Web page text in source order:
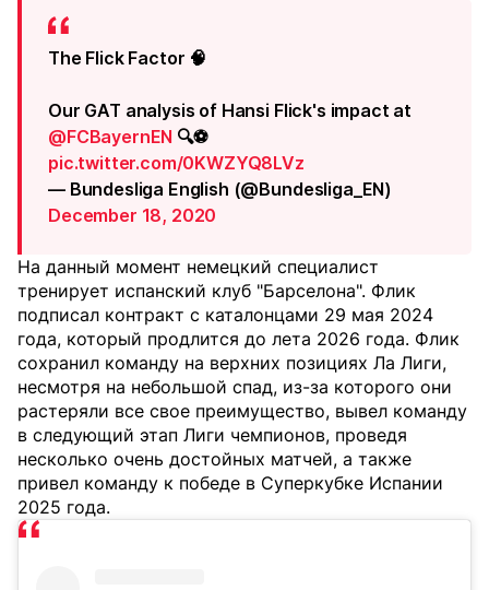
The Flick Factor 🧠
Our GAT analysis of Hansi Flick's impact at
@FCBayernEN 🔍⚽
pic.twitter.com/0KWZYQ8LVz
— Bundesliga English (@Bundesliga_EN)
December 18, 2020
На данный момент немецкий специалист
тренирует испанский клуб "Барселона". Флик
подписал контракт с каталонцами 29 мая 2024
года, который продлится до лета 2026 года. Флик
сохранил команду на верхних позициях Ла Лиги,
несмотря на небольшой спад, из-за которого они
растеряли все свое преимущество, вывел команду
в следующий этап Лиги чемпионов, проведя
несколько очень достойных матчей, а также
привел команду к победе в Суперкубке Испании
2025 года.